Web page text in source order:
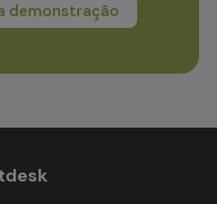
demonstração